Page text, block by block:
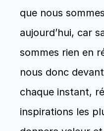
que nous
aujourd’hui, car
sommes rien en
nous donc
chaque instant,
inspirations les